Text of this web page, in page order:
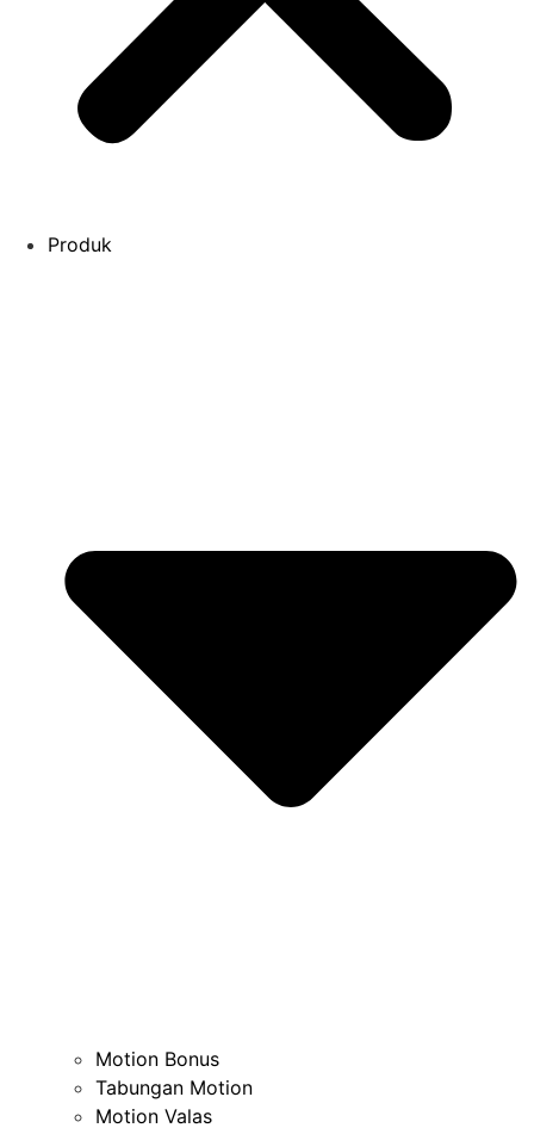
Produk
Motion Bonus
Tabungan Motion
Motion Valas